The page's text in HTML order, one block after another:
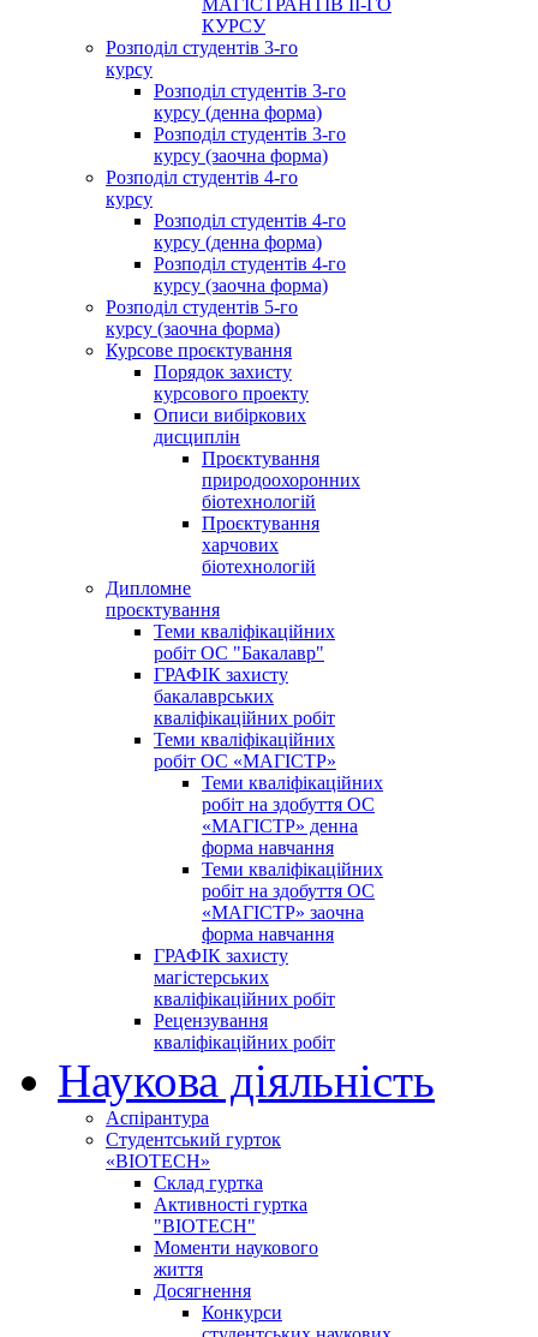
МАГІСТРАНТІВ ІІ-ГО
КУРСУ
Розподіл студентів 3-го
курсу
Розподіл студентів 3-го
курсу (денна форма)
Розподіл студентів 3-го
курсу (заочна форма)
Розподіл студентів 4-го
курсу
Розподіл студентів 4-го
курсу (денна форма)
Розподіл студентів 4-го
курсу (заочна форма)
Розподіл студентів 5-го
курсу (заочна форма)
Курсове проєктування
Порядок захисту
курсового проекту
Описи вибіркових
дисциплін
Проєктування
природоохоронних
біотехнологій
Проєктування
харчових
біотехнологій
Дипломне
проєктування
Теми кваліфікаційних
робіт ОС "Бакалавр"
ГРАФІК захисту
бакалаврських
кваліфікаційних робіт
Теми кваліфікаційних
робіт ОС «МАГІСТР»
Теми кваліфікаційних
робіт на здобуття ОС
«МАГІСТР» денна
форма навчання
Теми кваліфікаційних
робіт на здобуття ОС
«МАГІСТР» заочна
форма навчання
ГРАФІК захисту
магістерських
кваліфікаційних робіт
Рецензування
кваліфікаційних робіт
Наукова діяльність
Аспірантура
Студентський гурток
«BIOTECH»
Склад гуртка
Активності гуртка
"BIOTECH"
Моменти наукового
життя
Досягнення
Конкурси